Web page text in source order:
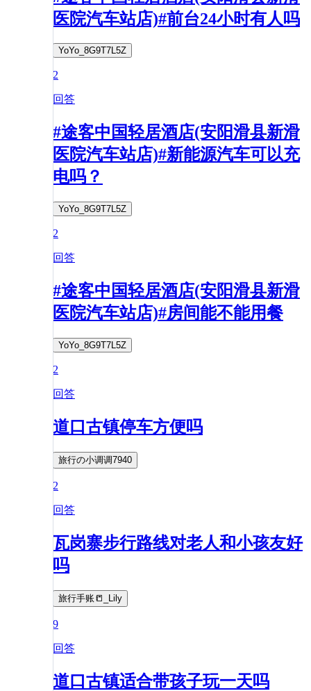
医院汽车站店)#前台24小时有人吗
YoYo_8G9T7L5Z
2
回答
#途客中国轻居酒店(安阳滑县新滑
医院汽车站店)#新能源汽车可以充
电吗？
YoYo_8G9T7L5Z
2
回答
#途客中国轻居酒店(安阳滑县新滑
医院汽车站店)#房间能不能用餐
YoYo_8G9T7L5Z
2
回答
道口古镇停车方便吗
旅行の小调调7940
2
回答
瓦岗寨步行路线对老人和小孩友好
吗
旅行手账📒_Lily
9
回答
道口古镇适合带孩子玩一天吗